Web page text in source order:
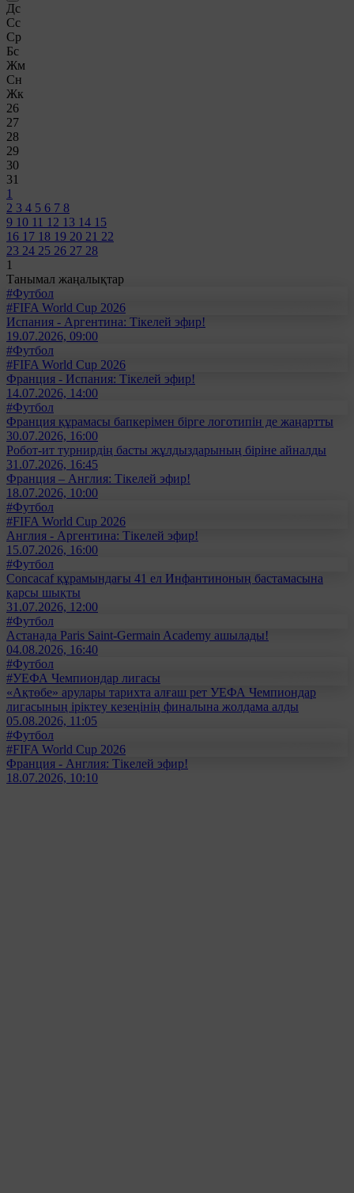
Дс
Сс
Ср
Бс
Жм
Сн
Жк
26
27
28
29
30
31
1
2 3 4 5 6 7 8
9 10 11 12 13 14 15
16 17 18 19 20 21 22
23 24 25 26 27 28
1
Танымал жаңалықтар
#Футбол
#FIFA World Cup 2026
Испания - Аргентина: Тікелей эфир!
19.07.2026, 09:00
#Футбол
#FIFA World Cup 2026
Франция - Испания: Тікелей эфир!
14.07.2026, 14:00
#Футбол
Франция құрамасы бапкерімен бірге логотипін де жаңартты
30.07.2026, 16:00
Робот-ит турнирдің басты жұлдыздарының біріне айналды
31.07.2026, 16:45
Франция – Англия: Тікелей эфир!
18.07.2026, 10:00
#Футбол
#FIFA World Cup 2026
Англия - Аргентина: Тікелей эфир!
15.07.2026, 16:00
#Футбол
Concacaf құрамындағы 41 ел Инфантиноның бастамасына
қарсы шықты
31.07.2026, 12:00
#Футбол
Астанада Paris Saint-Germain Academy ашылады!
04.08.2026, 16:40
#Футбол
#УЕФА Чемпиондар лигасы
«Ақтөбе» арулары тарихта алғаш рет УЕФА Чемпиондар
лигасының іріктеу кезеңінің финалына жолдама алды
05.08.2026, 11:05
#Футбол
#FIFA World Cup 2026
Франция - Англия: Тікелей эфир!
18.07.2026, 10:10